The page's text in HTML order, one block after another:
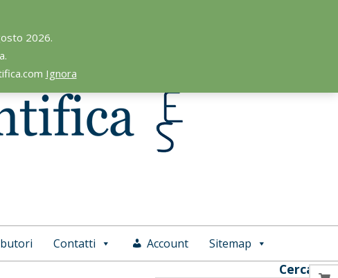
2026.
Ignora
Contatti Account Sitemap
Cerca